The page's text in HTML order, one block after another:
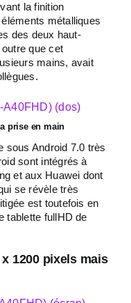
la finition
métalliques
des deux haut-
que cet
mains, avait
prise en main
sous Android 7.0 très
sont intégrés à
et aux Huawei dont
se révèle très
est toutefois en
tablette fullHD de
1200 pixels mais